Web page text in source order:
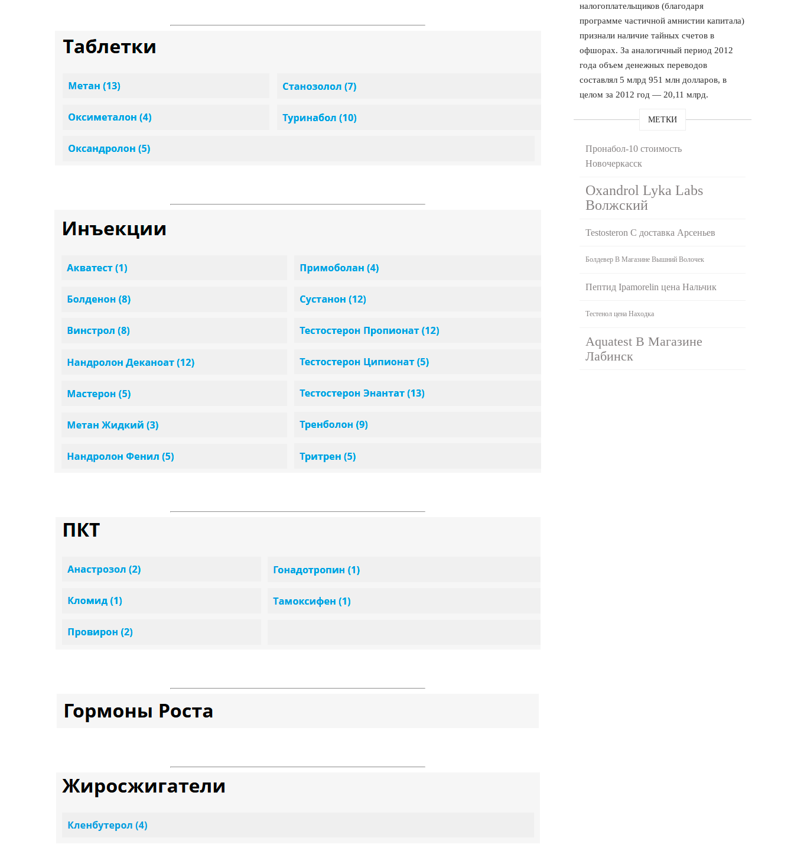
налогоплательщиков (благодаря
программе частичной амнистии капитала)
признали наличие тайных счетов в
офшорах. За аналогичный период 2012
года объем денежных переводов
составлял 5 млрд 951 млн долларов, в
целом за 2012 год — 20,11 млрд.
МЕТКИ
Пронабол-10 стоимость
Новочеркасск
Oxandrol Lyka Labs
Волжский
Testosteron C доставка Арсеньев
Болдевер В Магазине Вышний Волочек
Пептид Ipamorelin цена Нальчик
Тестенол цена Находка
Aquatest В Магазине
Лабинск